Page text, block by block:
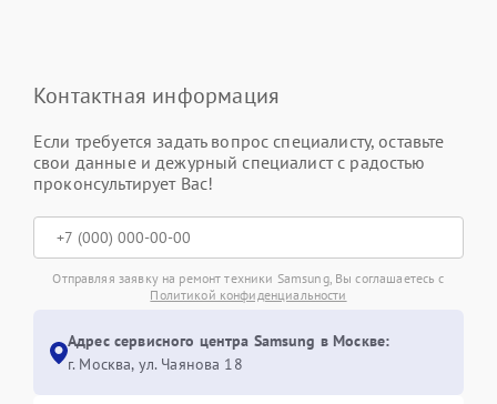
Контактная информация
Если требуется задать вопрос специалисту, оставьте
свои данные и дежурный специалист с радостью
проконсультирует Вас!
Отправляя заявку на ремонт техники Samsung, Вы соглашаетесь с
Политикой конфиденциальности
Адрес сервисного центра Samsung в Москве:
г. Москва, ул. Чаянова 18